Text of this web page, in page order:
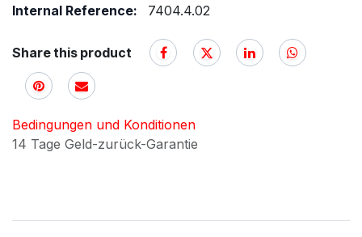
Internal Reference:
7404.4.02
Share this product
Bedingungen und Konditionen
14 Tage Geld-zurück-Garantie